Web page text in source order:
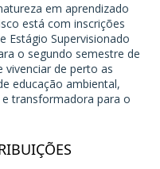
em aprendizado
está com inscrições
Estágio Supervisionado
o segundo semestre de
vivenciar de perto as
educação ambiental,
transformadora para o